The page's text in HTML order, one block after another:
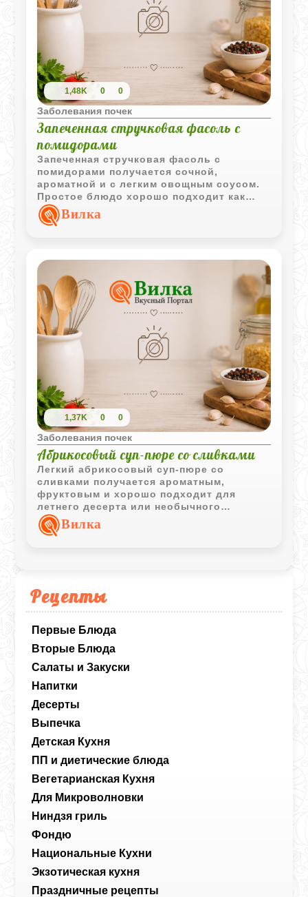
Рецепты
Первые Блюда
Вторые Блюда
Салаты и Закуски
Напитки
Десерты
Выпечка
Детская Кухня
ПП и диетические блюда
Вегетарианская Кухня
Для Микроволновки
Ниндзя гриль
Фондю
Национальные Кухни
Экзотическая кухня
Праздничные рецепты
1,48K 0 0
Заболевания почек
Запеченная стручковая фасоль с
помидорами
Запеченная стручковая фасоль с
помидорами получается сочной,
ароматной и с легким овощным соусом.
Простое блюдо хорошо подходит как
гарнир или самостоятельный овощной
ужин.Вилка
1,37K 0 0
Заболевания почек
Абрикосовый суп-пюре со сливками
Легкий абрикосовый суп-пюре со
сливками получается ароматным,
фруктовым и хорошо подходит для
летнего десерта или необычного
сладкого блюда.
Вилка